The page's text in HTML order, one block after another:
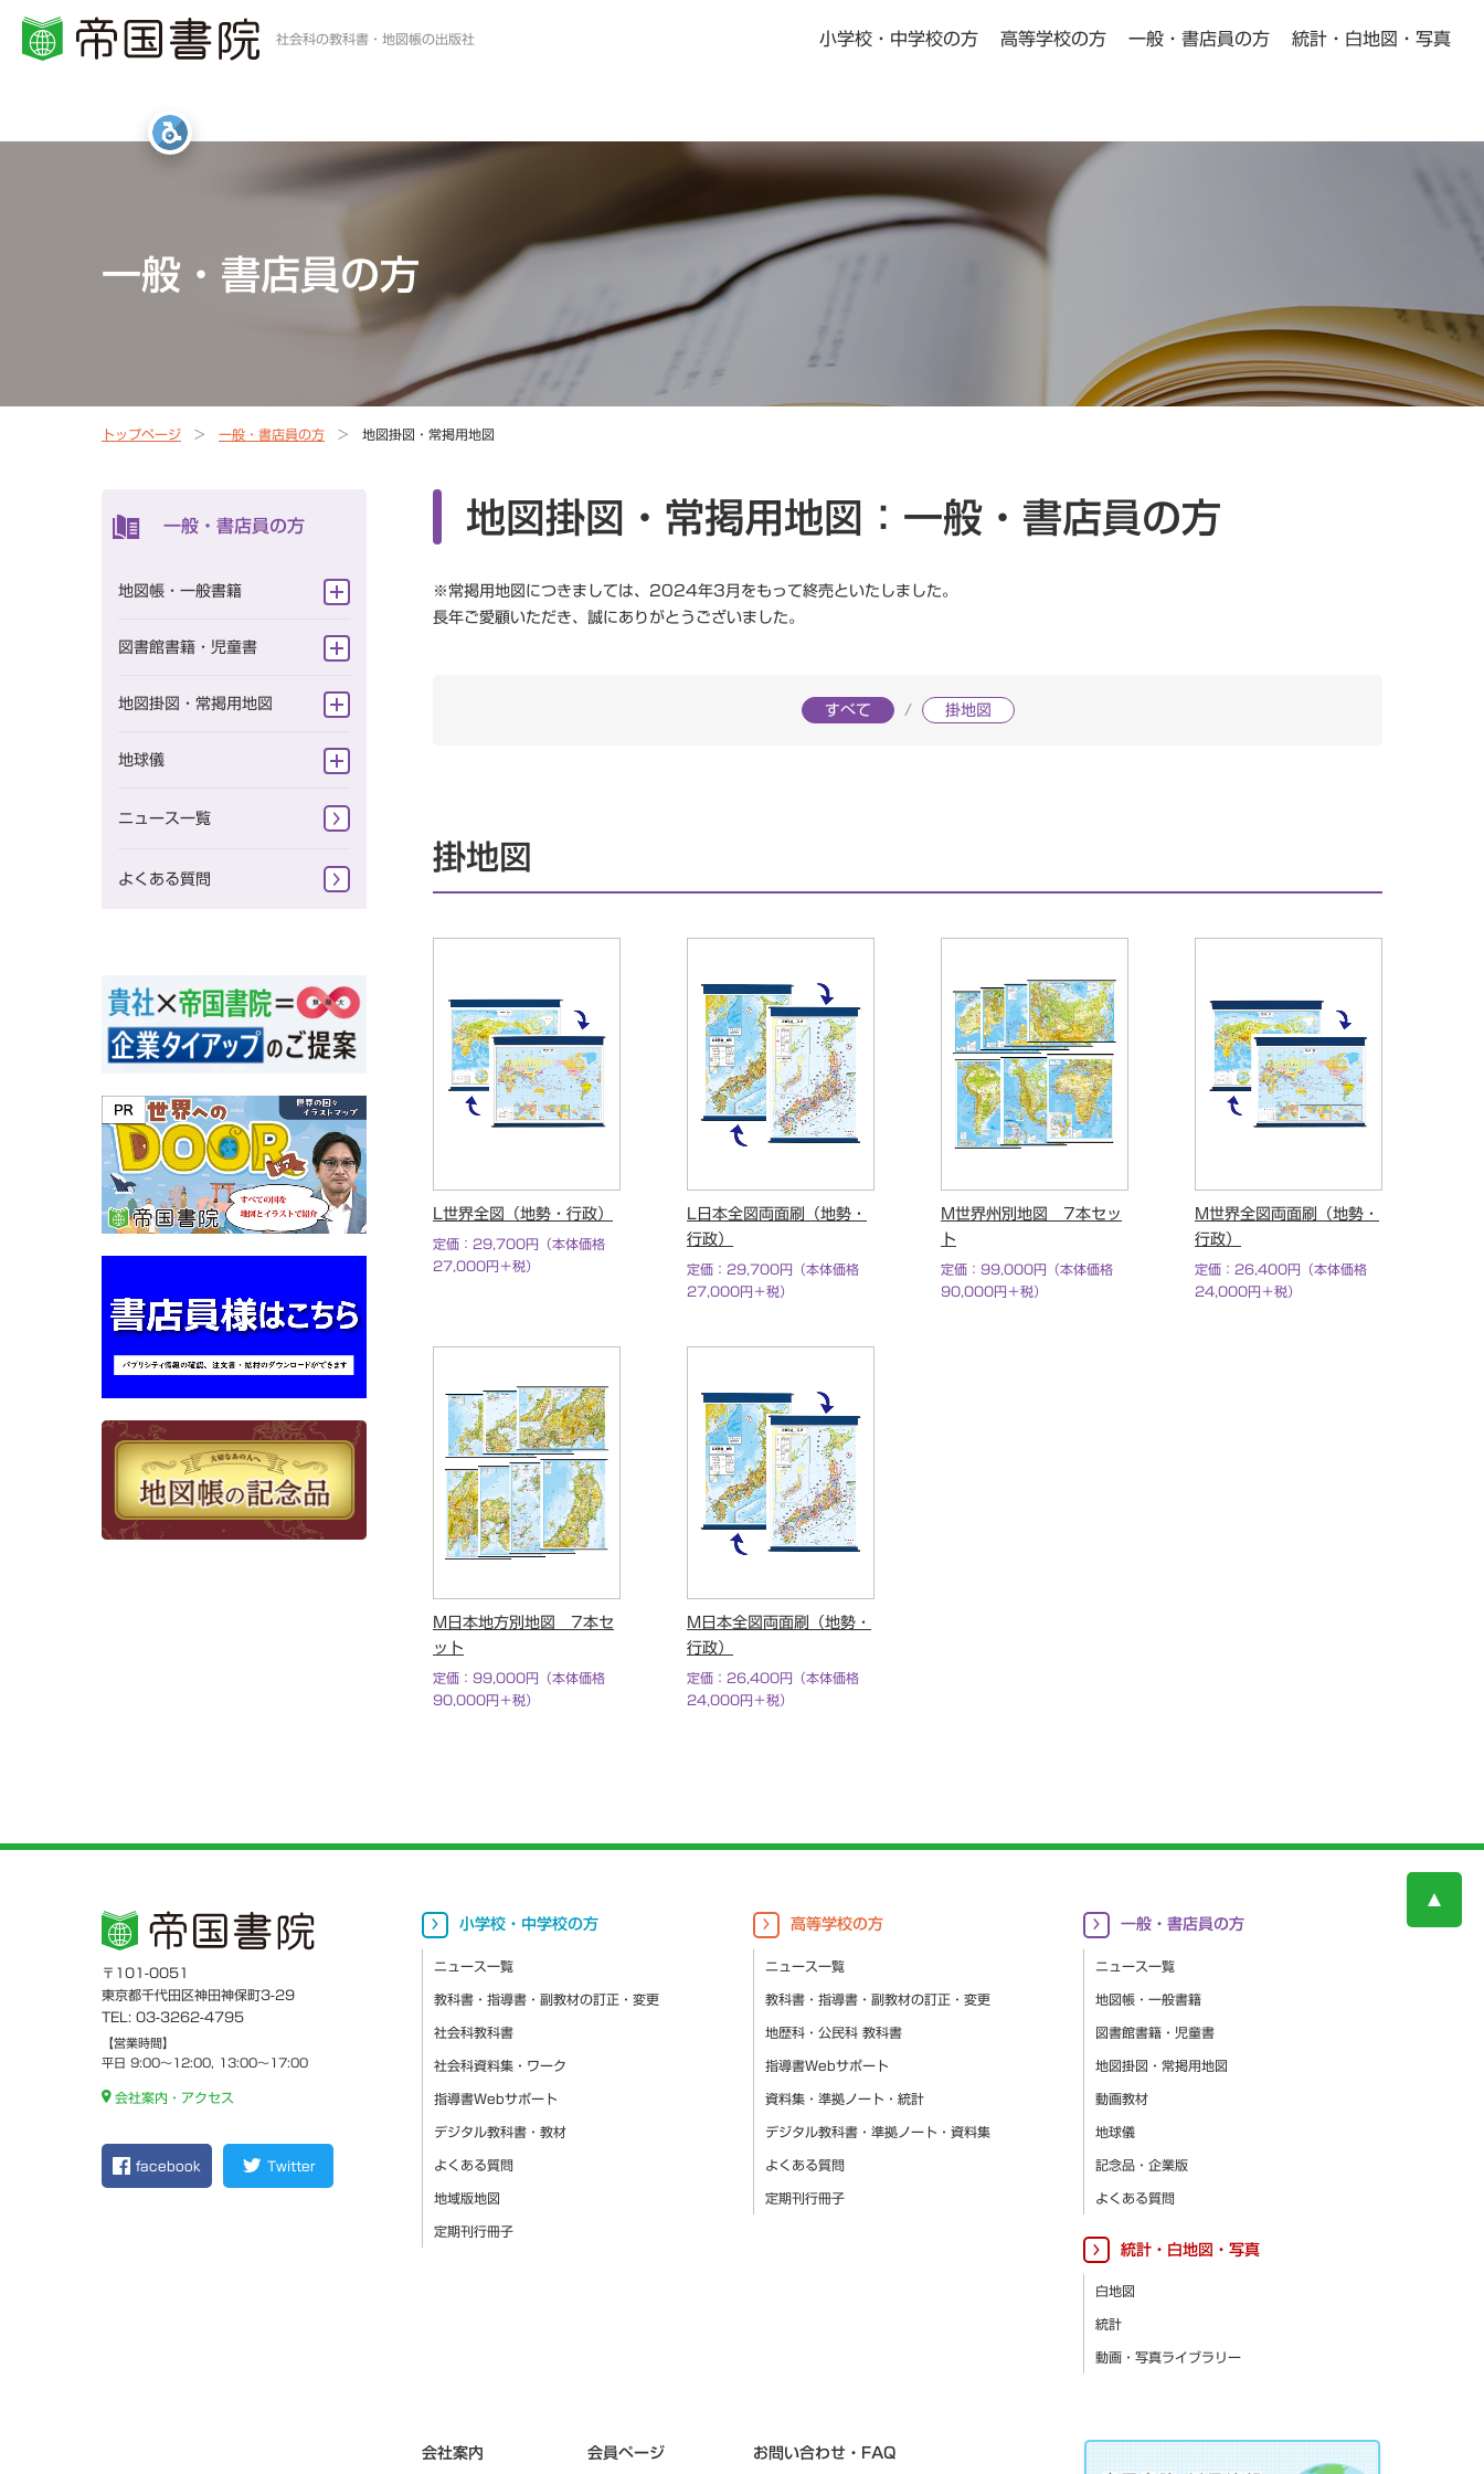
社会科の教科書・地図帳の出版社 小学校・中学校の方
社会科指導書
デジタル教科書・教材
教科書・指導書・副教材の訂正・更新
一般向け ニュース一覧
研究会情報
小学校・中学校の方向け
高等学校の方
地歴科・公民科 指導書
デジタル教科書・準拠ノート・資料集
定期刊行冊子 一般向け
よくある質問
一般・書店員の方
図書館書籍・児童書 地図掛図・常掲用地図
統計・白地図・写真
一般・書店員の方
トップページ 一般・書店員の方 地図掛図・常掲用地図
地図掛図・常掲用地図：一般・書店員の方
※常掲用地図につきましては、 2024年3月をもって終売といたしました。
長年ご愛顧いただき、誠にありがとうございました。
すべて 掛地図
掛地図
L世界全図（地勢・行政）
定価：29,700円（本体価格
27,000円＋税）
L日本全図両面刷（地勢・
行政）
定価：29,700円（本体価格
27,000円＋税）
M世界州別地図 7本セッ
ト
定価：99,000円（本体価格
90,000円＋税）
M世界全図両面刷（地勢・
行政）
定価：26,400円（本体価格
24,000円＋税）
M日本地方別地図 7本セ
ット
定価：99,000円（本体価格
90,000円＋税）
M日本全図両面刷（地勢・
行政）
定価：26,400円（本体価格
24,000円＋税）
一般・書店員の方
地図帳・一般書籍
旅に出たくなる地図シリーズ
学習参考書 小学校
学習参考書 中学校
その他書籍
図書館書籍・児童書
図書館向け書籍
地図掛図・常掲用地図
掛地図
地球儀
地球儀（一般・学校用）
ニュース一覧
よくある質問
〒101-0051
東京都千代田区神田神保町3-29
TEL: 03-3262-4795
【営業時間】
平日 9:00～12:00, 13:00～17:00
会社案内・アクセス
facebook Twitter
小学校・中学校の方
ニュース一覧
教科書・指導書・副教材の訂正・変更
社会科教科書
社会科資料集・ワーク
指導書Webサポート
デジタル教科書・教材
よくある質問
地域版地図
定期刊行冊子
高等学校の方
ニュース一覧
教科書・指導書・副教材の訂正・変更
地歴科・公民科 教科書
指導書Webサポート
資料集・準拠ノート・統計
デジタル教科書・準拠ノート・資料集
よくある質問
定期刊行冊子
一般・書店員の方
ニュース一覧
地図帳・一般書籍
図書館書籍・児童書
地図掛図・常掲用地図
動画教材
地球儀
記念品・企業版
よくある質問
統計・白地図・写真
白地図
統計
動画・写真ライブラリー
会社案内 会員ページ お問い合わせ・FAQ